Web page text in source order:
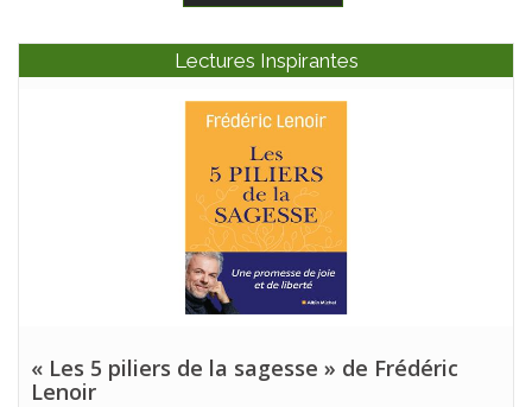
Lectures Inspirantes
« Les 5 piliers de la sagesse » de Frédéric
Lenoir